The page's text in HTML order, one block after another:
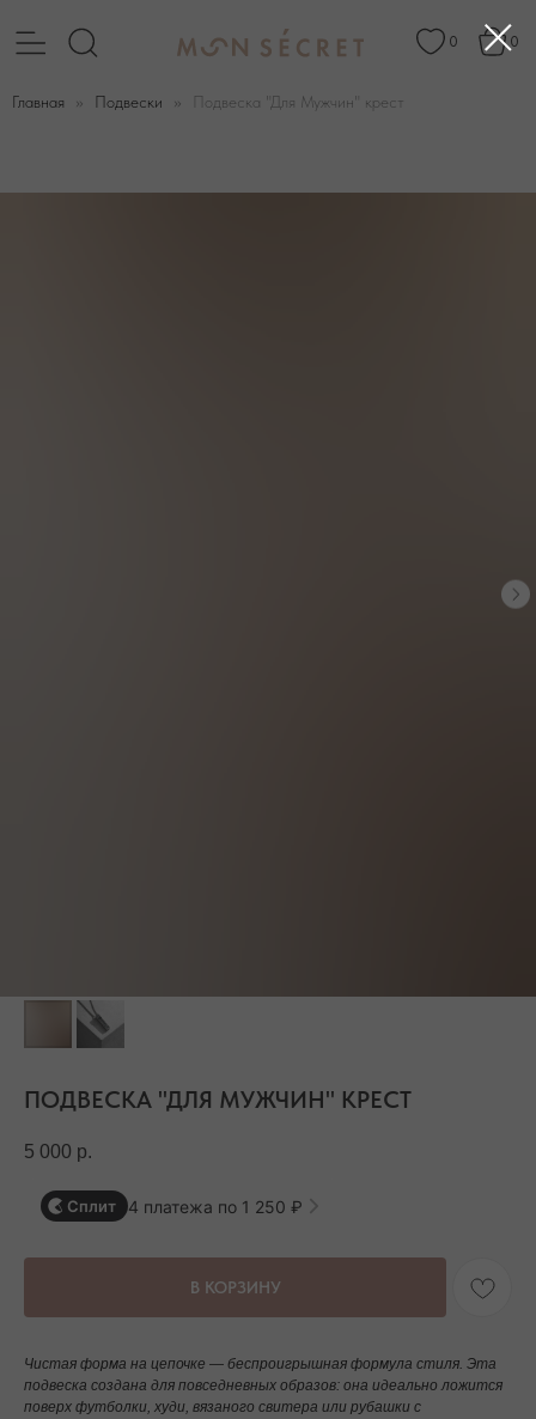
Главная Подвески Подвеска "Для Мужчин" крест
ПОДВЕСКА "ДЛЯ МУЖЧИН" КРЕСТ
5 000 р.
Сплит 4 платежа по 1 250 ₽
В КОРЗИНУ
Чистая форма на цепочке — беспроигрышная формула стиля. Эта
подвеска создана для повседневных образов: она идеально ложится
поверх футболки, худи, вязаного свитера или рубашки с